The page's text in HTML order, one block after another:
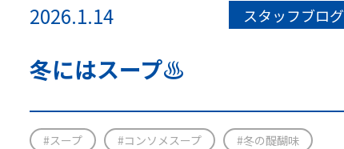
2026.1.14 スタッフブログ
冬にはスープ♨
#スープ #コンソメスープ #冬の醍醐味